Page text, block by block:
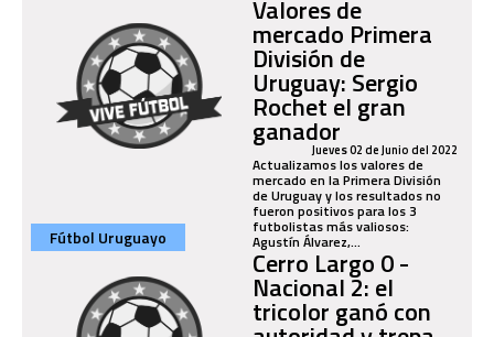
Valores de
mercado Primera
División de
Uruguay: Sergio
Rochet el gran
ganadorJueves 02 de Junio del 2022
Actualizamos los valores de
mercado en la Primera División
de Uruguay y los resultados no
fueron positivos para los 3
futbolistas más valiosos:
Agustín Álvarez,...
Fútbol Uruguayo
Cerro Largo 0 -
Nacional 2: el
tricolor ganó con